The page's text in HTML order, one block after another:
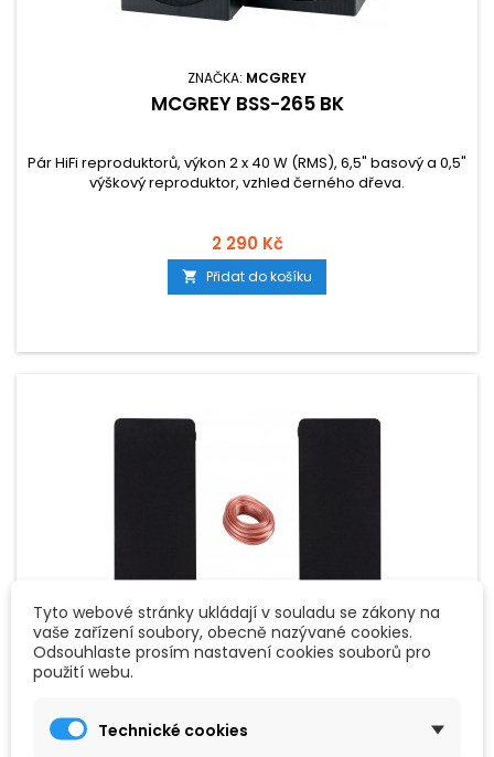
ZNAČKA: MCGREY
MCGREY BSS-265 BK
Pár HiFi reproduktorů, výkon 2 x 40 W (RMS), 6,5" basový a 0,5"
výškový reproduktor, vzhled černého dřeva.
2 290 Kč
 Přidat do košíku
MCGREY CS-440 BK / MAMP-215 HIFI SET
Tyto webové stránky ukládají v souladu se zákony na
vaše zařízení soubory, obecně nazývané cookies.
Odsouhlaste prosím nastavení cookies souborů pro
použití webu.
Technické cookies